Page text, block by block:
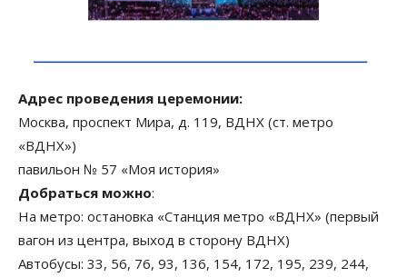
Адрес проведения церемонии:
Москва, проспект Мира, д. 119, ВДНХ (ст. метро
«ВДНХ»)
павильон № 57 «Моя история»
Добраться можно:
На метро: остановка «Станция метро «ВДНХ» (первый
вагон из центра, выход в сторону ВДНХ)
Автобусы: 33, 56, 76, 93, 136, 154, 172, 195, 239, 244,